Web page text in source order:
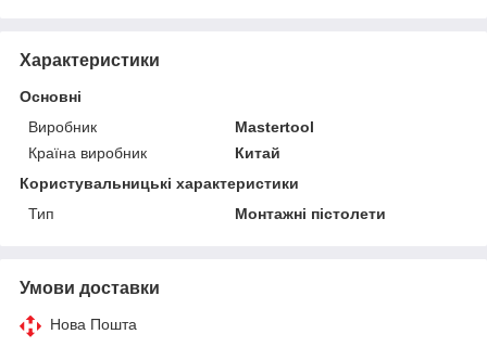
Характеристики
Основні
Виробник
Mastertool
Країна виробник
Китай
Користувальницькі характеристики
Тип
Монтажні пістолети
Умови доставки
Нова Пошта